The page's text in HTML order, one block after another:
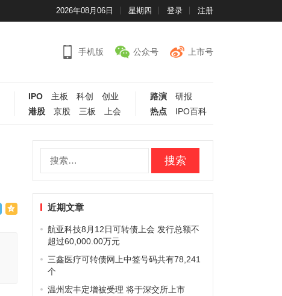
2026年08月06日 星期四 登录 注册
手机版 公众号 上市号
IPO 主板 科创
创业
港股
京股 三板 上会
路演
研报
热点
IPO百科
近期文章
航亚科技8月12日可转债上会 发行总额不
超过60,000.00万元
三鑫医疗可转债网上中签号码共有78,241
个
温州宏丰定增被受理 将于深交所上市